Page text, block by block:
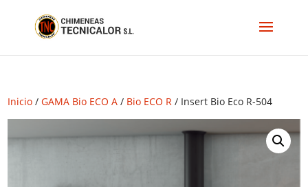
Inicio /GAMA Bio ECO A / Bio ECO R / Insert Bio Eco R-504